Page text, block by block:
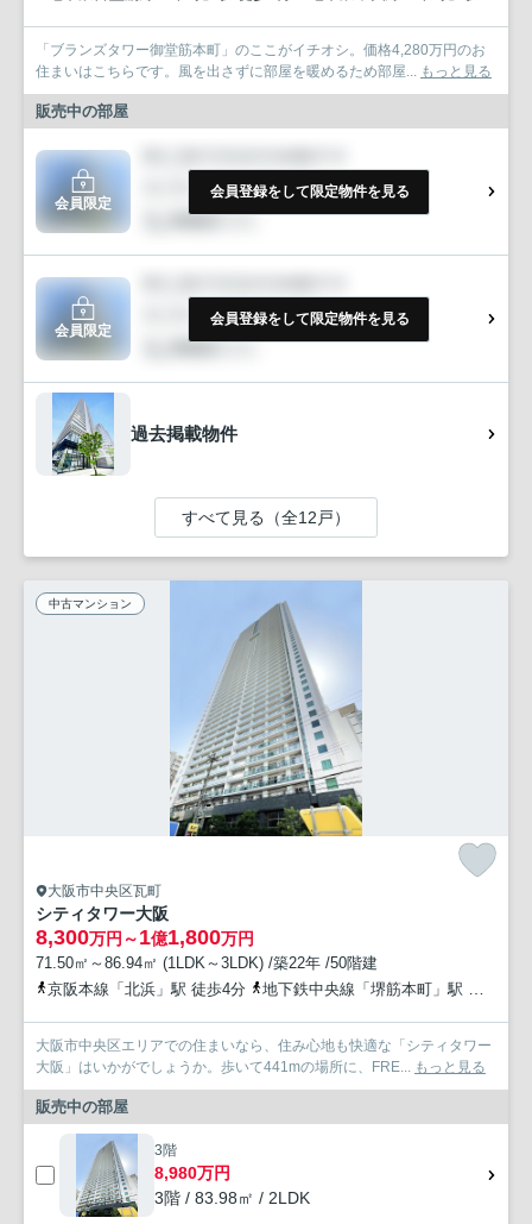
「ブランズタワー御堂筋本町」のここがイチオシ。価格4,280万円のお
住まいはこちらです。風を出さずに部屋を暖めるため部屋... もっと見る
販売中の部屋
会員限定
会員登録をして限定物件を見る
会員限定
会員登録をして限定物件を見る
過去掲載物件
すべて見る（全12戸）
中古マンション
大阪市中央区瓦町
シティタワー大阪
8,300万円～1億1,800万円
71.50㎡～86.94㎡ (1LDK～3LDK) /築22年 /50階建
京阪本線「北浜」駅 徒歩4分
地下鉄中央線「堺筋本町」駅 徒歩4分
大阪市中央区エリアでの住まいなら、住み心地も快適な「シティタワー
大阪」はいかがでしょうか。歩いて441mの場所に、FRE... もっと見る
販売中の部屋
3階
8,980万円
3階 / 83.98㎡ / 2LDK